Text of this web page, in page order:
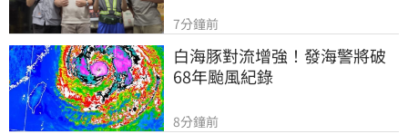
7分鐘前
白海豚對流增強！發海警將破
68年颱風紀錄
8分鐘前